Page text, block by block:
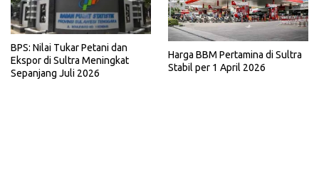
BPS: Nilai Tukar Petani dan
Ekspor di Sultra Meningkat
Sepanjang Juli 2026
Harga BBM Pertamina di Sultra
Stabil per 1 April 2026